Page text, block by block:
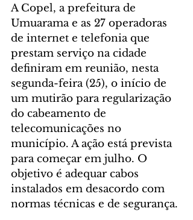
A Copel, a prefeitura de
Umuarama e as 27 operadoras
de internet e telefonia que
prestam serviço na cidade
definiram em reunião, nesta
segunda-feira (25), o início de
um mutirão para regularização
do cabeamento de
telecomunicações no
município. A ação está prevista
para começar em julho. O
objetivo é adequar cabos
instalados em desacordo com
normas técnicas e de segurança.